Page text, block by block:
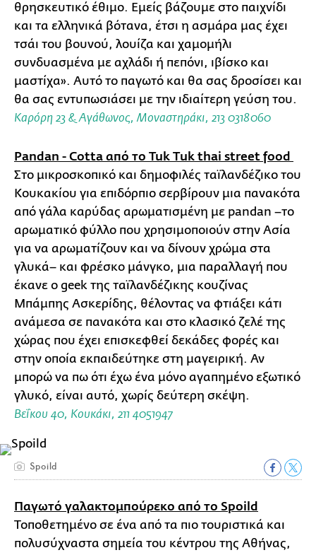
θρησκευτικό έθιμο. Εμείς βάζουμε στο παιχνίδι
και τα ελληνικά βότανα, έτσι η ασμάρα μας έχει
τσάι του βουνού, λουίζα και χαμομήλι
συνδυασμένα με αχλάδι ή πεπόνι, ιβίσκο και
μαστίχα». Αυτό το παγωτό και θα σας δροσίσει και
θα σας εντυπωσιάσει με την ιδιαίτερη γεύση του.
Καρόρη 23 & Aγάθωνος, Μοναστηράκι, 213 0318060
Pandan - Cotta από το Tuk Τuk thai street food
Στο μικροσκοπικό και δημοφιλές ταϊλανδέζικο του
Κουκακίου για επιδόρπιο σερβίρουν μια πανακότα
από γάλα καρύδας αρωματισμένη με pandan –το
αρωματικό φύλλο που χρησιμοποιούν στην Ασία
για να αρωματίζουν και να δίνουν χρώμα στα
γλυκά– και φρέσκο μάνγκο, μια παραλλαγή που
έκανε ο geek της ταϊλανδέζικης κουζίνας
Μπάμπης Ασκερίδης, θέλοντας να φτιάξει κάτι
ανάμεσα σε πανακότα και στο κλασικό ζελέ της
χώρας που έχει επισκεφθεί δεκάδες φορές και
στην οποία εκπαιδεύτηκε στη μαγειρική. Αν
μπορώ να πω ότι έχω ένα μόνο αγαπημένο εξωτικό
γλυκό, είναι αυτό, χωρίς δεύτερη σκέψη.
Βεΐκου 40, Κουκάκι, 211 4051947
Spoild
Παγωτό γαλακτομπούρεκο από το Spoild
Τοποθετημένο σε ένα από τα πιο τουριστικά και
πολυσύχναστα σημεία του κέντρου της Αθήνας,